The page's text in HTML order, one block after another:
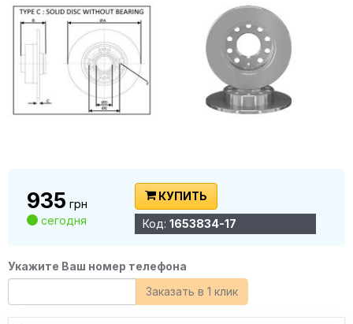
935 грн
сегодня
КУПИТЬ
Код: 1653834-17
Укажите Ваш номер телефона
Заказать в 1 клик